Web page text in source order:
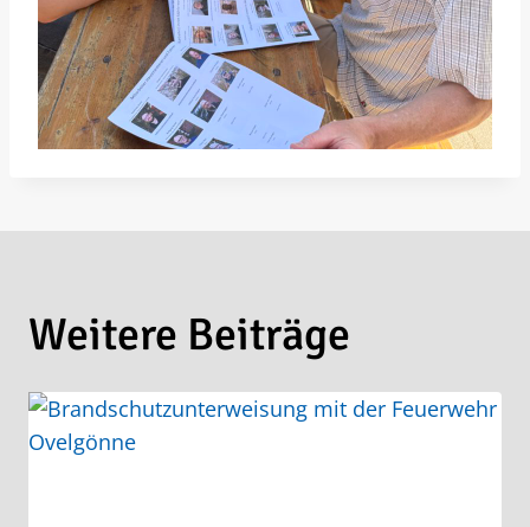
Weitere Beiträge